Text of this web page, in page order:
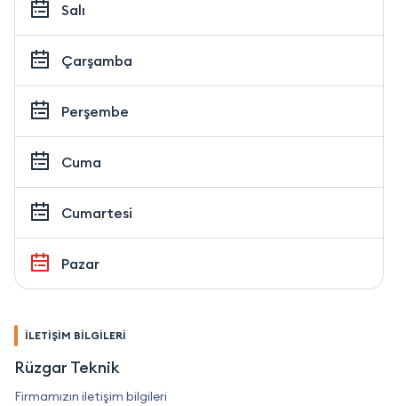
Salı
Çarşamba
Perşembe
Cuma
Cumartesi
Pazar
İLETİŞİM BİLGİLERİ
Rüzgar Teknik
Firmamızın iletişim bilgileri